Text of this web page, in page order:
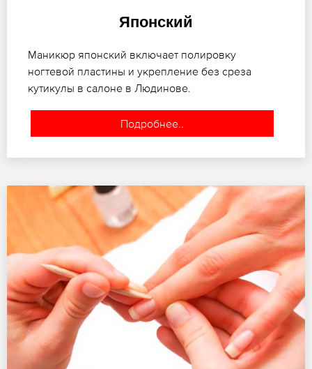
Японский
Маникюр японский включает полировку
ногтевой пластины и укрепление без среза
кутикулы в салоне в Людинове.
Подробнее..